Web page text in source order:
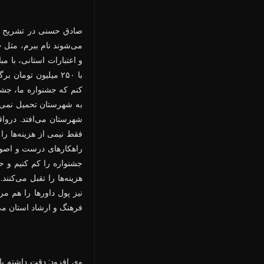
صادق حسنی در تشریح
می‌شوند نام ببرم، مثل
و اعتبارات استانی، با
با ۲۵۰ میلیون
کنم که جشنواره ما،
به شهرستان تحمیل
شهرستان می‌افتد.
فقط نیمی از هزینه‌ها
راهکارهای درست و
جشنواره را کم کنیم و
هزینه‌ها را تقبل
نیز پول داورها را هم
فرهنگ و ارشاد استان
وی افزود: دقت داشته